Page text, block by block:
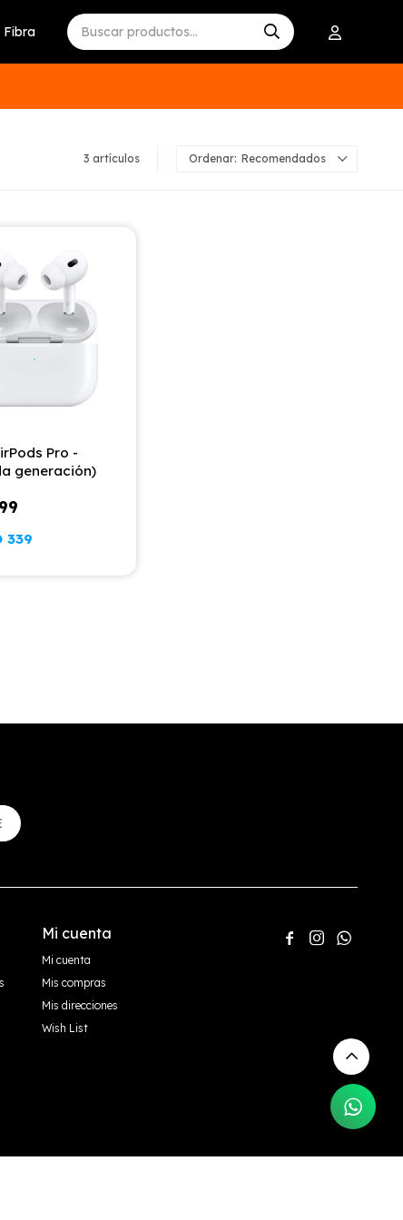
Fibra
3 artículos Recomendados
Pro -
generación)
339
Mi cuenta
Mi cuenta
Mis compras
Mis direcciones
Wish List
  